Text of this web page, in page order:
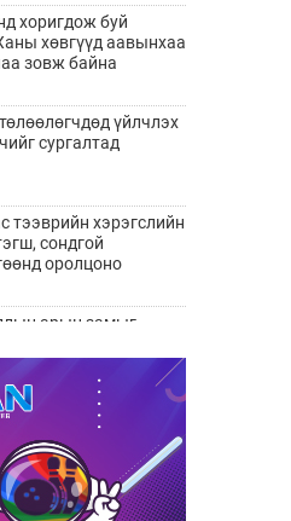
хоригдож буй
хөвгүүд аавынхаа
зовж байна
үйлчлэх
сургалтад
тээврийн хэрэгслийн
сондгой
оролцоно
арын замыг
шугамын
төслийн
ийг
90 хувийн